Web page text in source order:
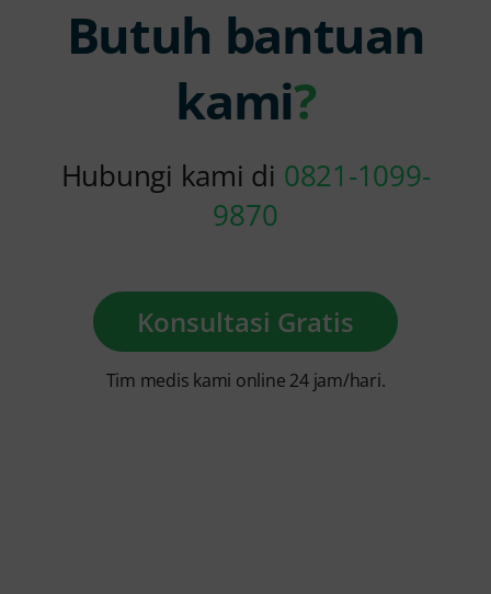
Butuh bantuan
kami?
Hubungi kami di 0821-1099-
9870
Konsultasi Gratis
Tim medis kami online 24 jam/hari.